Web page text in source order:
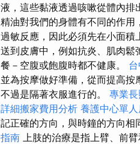
液，這些黏液透過咳嗽從體內排
精油對我們的身體有不同的作
過敏反應，因此必須先在小面積
送到皮膚中，例如抗炎、肌肉鬆
餐－空腹或飽腹時都不健康。
並為按摩做好準備，從而提高按
不過是隔著衣服進行的。 專業
詳細搬家費用分析 養護中心單
記正確的方向，與時鐘的方向相
指南 上肢的治療是指上臂、前